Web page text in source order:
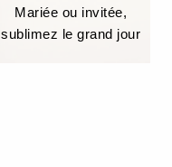
Mariée ou invitée,
sublimez le grand jour